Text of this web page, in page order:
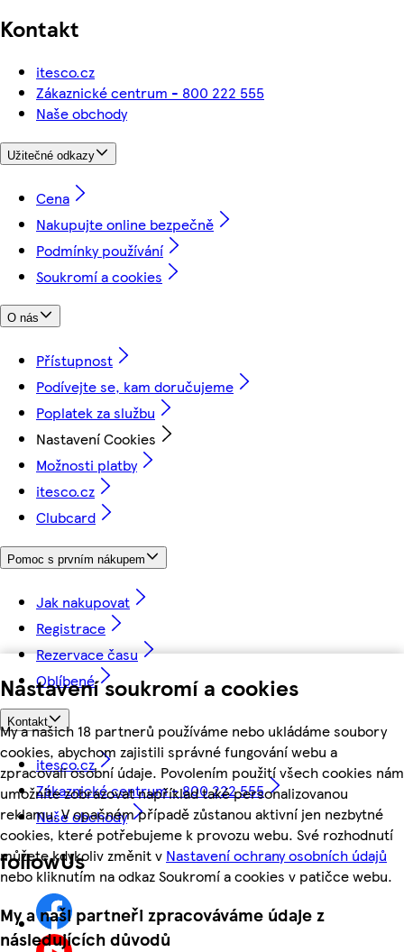
Nastavení soukromí a cookies
My a našich 18 partnerů používáme nebo ukládáme soubory
cookies, abychom zajistili správné fungování webu a
zpracovali osobní údaje. Povolením použití všech cookies nám
umožníte zobrazovat například také personalizovanou
reklamu. V opačném případě zůstanou aktivní jen nezbytné
cookies, které potřebujeme k provozu webu. Své rozhodnutí
můžete kdykoliv změnit v Nastavení ochrany osobních údajů
nebo kliknutím na odkaz Soukromí a cookies v patičce webu.
My a naši partneři zpracováváme údaje z
následujících důvodů
Kontakt
itesco.cz
Zákaznické centrum - 800 222 555
Naše obchody
Užitečné odkazy
Cena
Nakupujte online bezpečně
Podmínky používání
Soukromí a cookies
O nás
Přístupnost
Podívejte se, kam doručujeme
Poplatek za službu
Nastavení Cookies
Možnosti platby
itesco.cz
Clubcard
Pomoc s prvním nákupem
Jak nakupovat
Registrace
Rezervace času
Oblíbené
Kontakt
itesco.cz
Zákaznické centrum - 800 222 555
Naše obchody
followUs